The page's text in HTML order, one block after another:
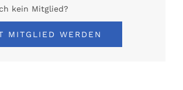
kein Mitglied?
MITGLIED WERDEN